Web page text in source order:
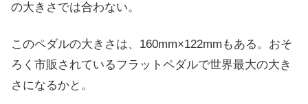
の大きさでは合わない。
このペダルの大きさは、160mm×122mmもある。おそ
ろく市販されているフラットペダルで世界最大の大き
さになるかと。